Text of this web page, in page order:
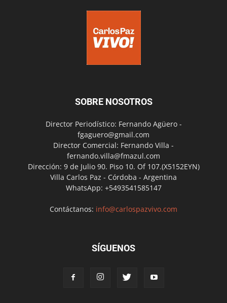
SOBRE NOSOTROS
Director Periodístico: Fernando Agüero -
fgaguero@gmail.com
Director Comercial: Fernando Villa -
fernando.villa@fmazul.com
Dirección: 9 de Julio 90. Piso 10. Of 107.(X5152EYN)
Villa Carlos Paz - Córdoba - Argentina
WhatsApp: +5493541585147
Contáctanos: info@carlospazvivo.com
SÍGUENOS